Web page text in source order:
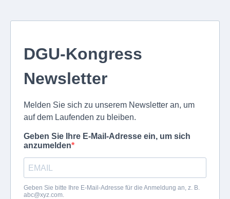
DGU-Kongress
Newsletter
Melden Sie sich zu unserem Newsletter an, um
auf dem Laufenden zu bleiben.
Geben Sie Ihre E-Mail-Adresse ein, um sich
anzumelden
Geben Sie bitte Ihre E-Mail-Adresse für die Anmeldung an, z. B.
abc@xyz.com.